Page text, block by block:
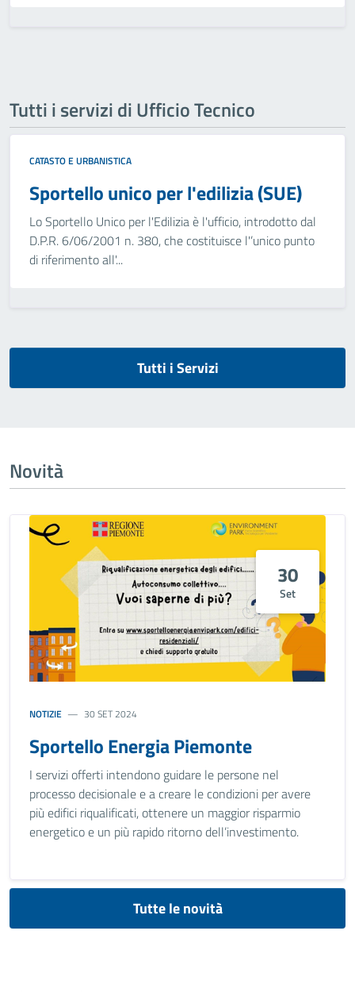
Tutti i servizi di Ufficio Tecnico
CATASTO E URBANISTICA
Sportello unico per l'edilizia (SUE)
Lo Sportello Unico per l'Edilizia è l'ufficio, introdotto dal
D.P.R. 6/06/2001 n. 380, che costituisce l'’unico punto
di riferimento all'...
Tutti i Servizi
Novità
30
Set
NOTIZIE 30 SET 2024
Sportello Energia Piemonte
I servizi offerti intendono guidare le persone nel
processo decisionale e a creare le condizioni per avere
più edifici riqualificati, ottenere un maggior risparmio
energetico e un più rapido ritorno dell’investimento.
Tutte le novità